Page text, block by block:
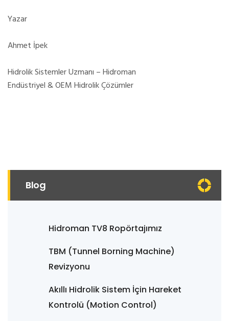
Yazar
Ahmet İpek
Hidrolik Sistemler Uzmanı – Hidroman
Endüstriyel & OEM Hidrolik Çözümler
Blog
Hidroman TV8 Ropörtajımız
TBM (Tunnel Borning Machine)
Revizyonu
Akıllı Hidrolik Sistem İçin Hareket
Kontrolü (Motion Control)